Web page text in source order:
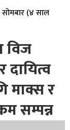
सोमबार (४ साल
विज
माक्स र
सम्पन्न